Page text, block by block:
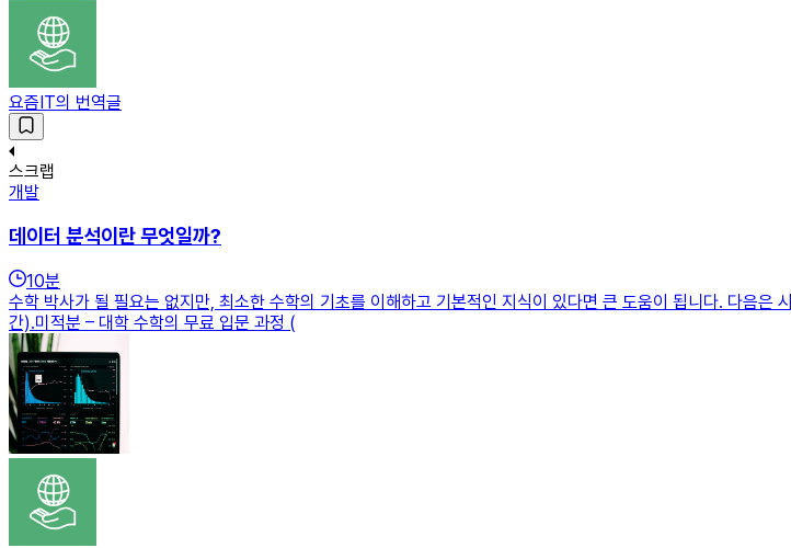
요즘IT의 번역글
스크랩
개발
데이터 분석이란 무엇일까?
10분
수학 박사가 될 필요는 없지만, 최소한 수학의 기초를 이해하고 기본적인 지식이 있다면 큰 도움이 됩니다. 다음
간).미적분 – 대학 수학의 무료 입문 과정 (